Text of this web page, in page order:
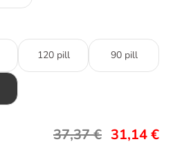
120 pill 90 pill
37,37€ 31,14€